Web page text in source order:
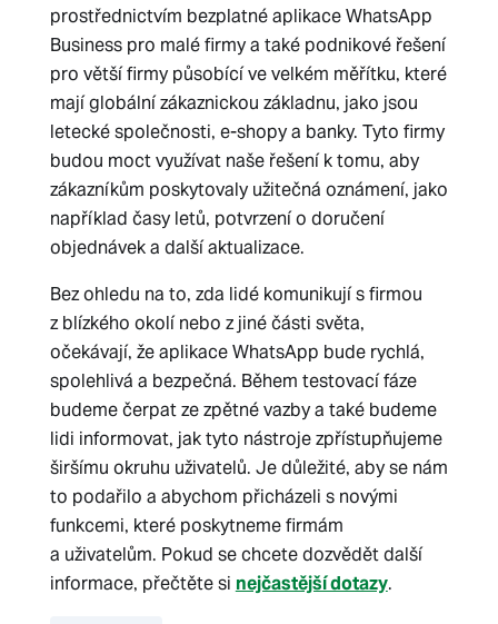
prostřednictvím bezplatné aplikace WhatsApp
Business pro malé firmy a také podnikové řešení
pro větší firmy působící ve velkém měřítku, které
mají globální zákaznickou základnu, jako jsou
letecké společnosti, e-shopy a banky. Tyto firmy
budou moct využívat naše řešení k tomu, aby
zákazníkům poskytovaly užitečná oznámení, jako
například časy letů, potvrzení o doručení
objednávek a další aktualizace.
Bez ohledu na to, zda lidé komunikují s firmou
z blízkého okolí nebo z jiné části světa,
očekávají, že aplikace WhatsApp bude rychlá,
spolehlivá a bezpečná. Během testovací fáze
budeme čerpat ze zpětné vazby a také budeme
lidi informovat, jak tyto nástroje zpřístupňujeme
širšímu okruhu uživatelů. Je důležité, aby se nám
to podařilo a abychom přicházeli s novými
funkcemi, které poskytneme firmám
a uživatelům. Pokud se chcete dozvědět další
informace, přečtěte si nejčastější dotazy.